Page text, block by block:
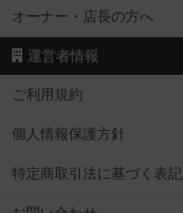
オーナー・店長の方へ
運営者情報
ご利用規約
個人情報保護方針
特定商取引法に基づく表記